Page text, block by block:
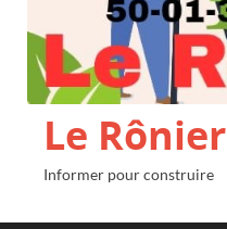
Le Rônier
Informer pour construire